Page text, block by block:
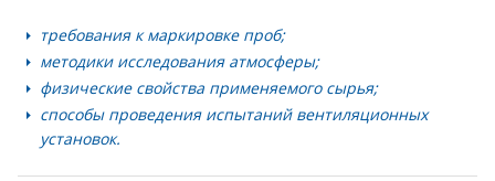
требования к маркировке проб;
методики исследования атмосферы;
физические свойства применяемого сырья;
способы проведения испытаний вентиляционных
установок.